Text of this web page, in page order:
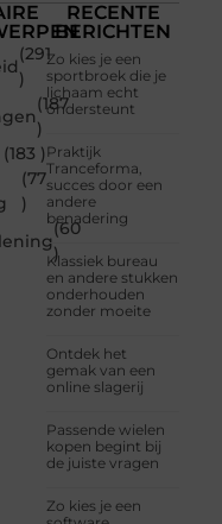
(291
)
(187
)
(183 )
(77
)
(60
)
RECENTE
BERICHTEN
Zo kies je een
sportbroek die je
lichaam echt
ondersteunt
Praktijk
Tranceforma,
succes door een
andere
benadering
Klassiek bureau
en andere stukken
onderhouden
zonder moeite
Ontdek het
gemak van een
online slagerij
Passende wielen
kopen begint bij
de juiste vragen
Zo kies je een